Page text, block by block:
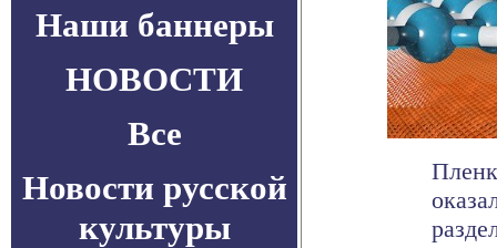
Наши баннеры
НОВОСТИ
Все
Новости русской
культуры